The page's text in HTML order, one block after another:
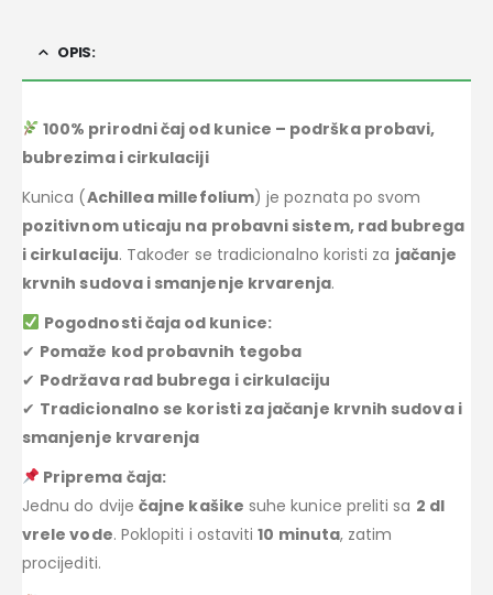
OPIS:
100% prirodni čaj od kunice – podrška probavi,
bubrezima i cirkulaciji
Kunica (Achillea millefolium) je poznata po svom
pozitivnom uticaju na probavni sistem, rad bubrega
i cirkulaciju. Također se tradicionalno koristi za jačanje
krvnih sudova i smanjenje krvarenja.
Pogodnosti čaja od kunice:
✔ Pomaže kod probavnih tegoba
✔ Podržava rad bubrega i cirkulaciju
✔ Tradicionalno se koristi za jačanje krvnih sudova i
smanjenje krvarenja
Priprema čaja:
Jednu do dviječajne kašike suhe kunice preliti sa 2 dl
vrele vode. Poklopiti i ostaviti10 minuta, zatim
procijediti.